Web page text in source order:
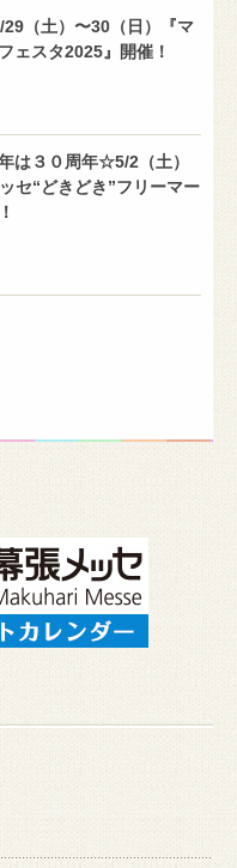
29（土）〜30（日）『マ
ェスタ2025』開催！
は３０周年☆5/2（土）
セ“どきどき”フリーマー